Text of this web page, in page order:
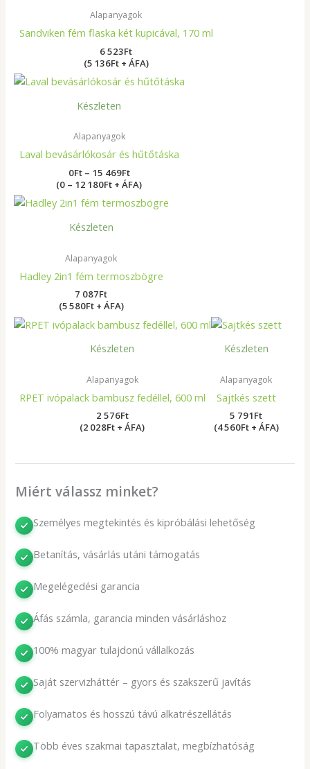
Alapanyagok
Sandviken fém flaska két kupicával, 170 ml
6 523Ft
(5 136Ft + ÁFA)
Készleten
Alapanyagok
Laval bevásárlókosár és hűtőtáska
0Ft – 15 469Ft
Ártartomány:
(0 – 12 180Ft + ÁFA)
Készleten
Alapanyagok
Hadley 2in1 fém termoszbögre
7 087Ft
(5 580Ft + ÁFA)
Készleten
Alapanyagok
RPET ivópalack bambusz fedéllel, 600 ml
2 576Ft
(2 028Ft + ÁFA)
Készleten
Alapanyagok
Sajtkés szett
5 791Ft
(4 560Ft + ÁFA)
Miért válassz minket?
Személyes megtekintés és kipróbálási lehetőség
Betanítás, vásárlás utáni támogatás
Megelégedési garancia
Áfás számla, garancia minden vásárláshoz
100% magyar tulajdonú vállalkozás
Saját szervizháttér – gyors és szakszerű javítás
Folyamatos és hosszú távú alkatrészellátás
Több éves szakmai tapasztalat, megbízhatóság